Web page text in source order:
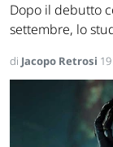
Dopo il debutto
settembre, lo
di Jacopo Retrosi